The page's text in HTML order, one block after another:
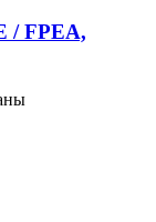
/ FPEA,